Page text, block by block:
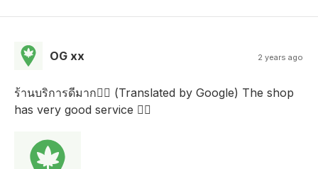
OG xx 2 years ago
ร้านบริการดีมาก👍🏻 (Translated by Google) The shop
has very good service 👍🏻